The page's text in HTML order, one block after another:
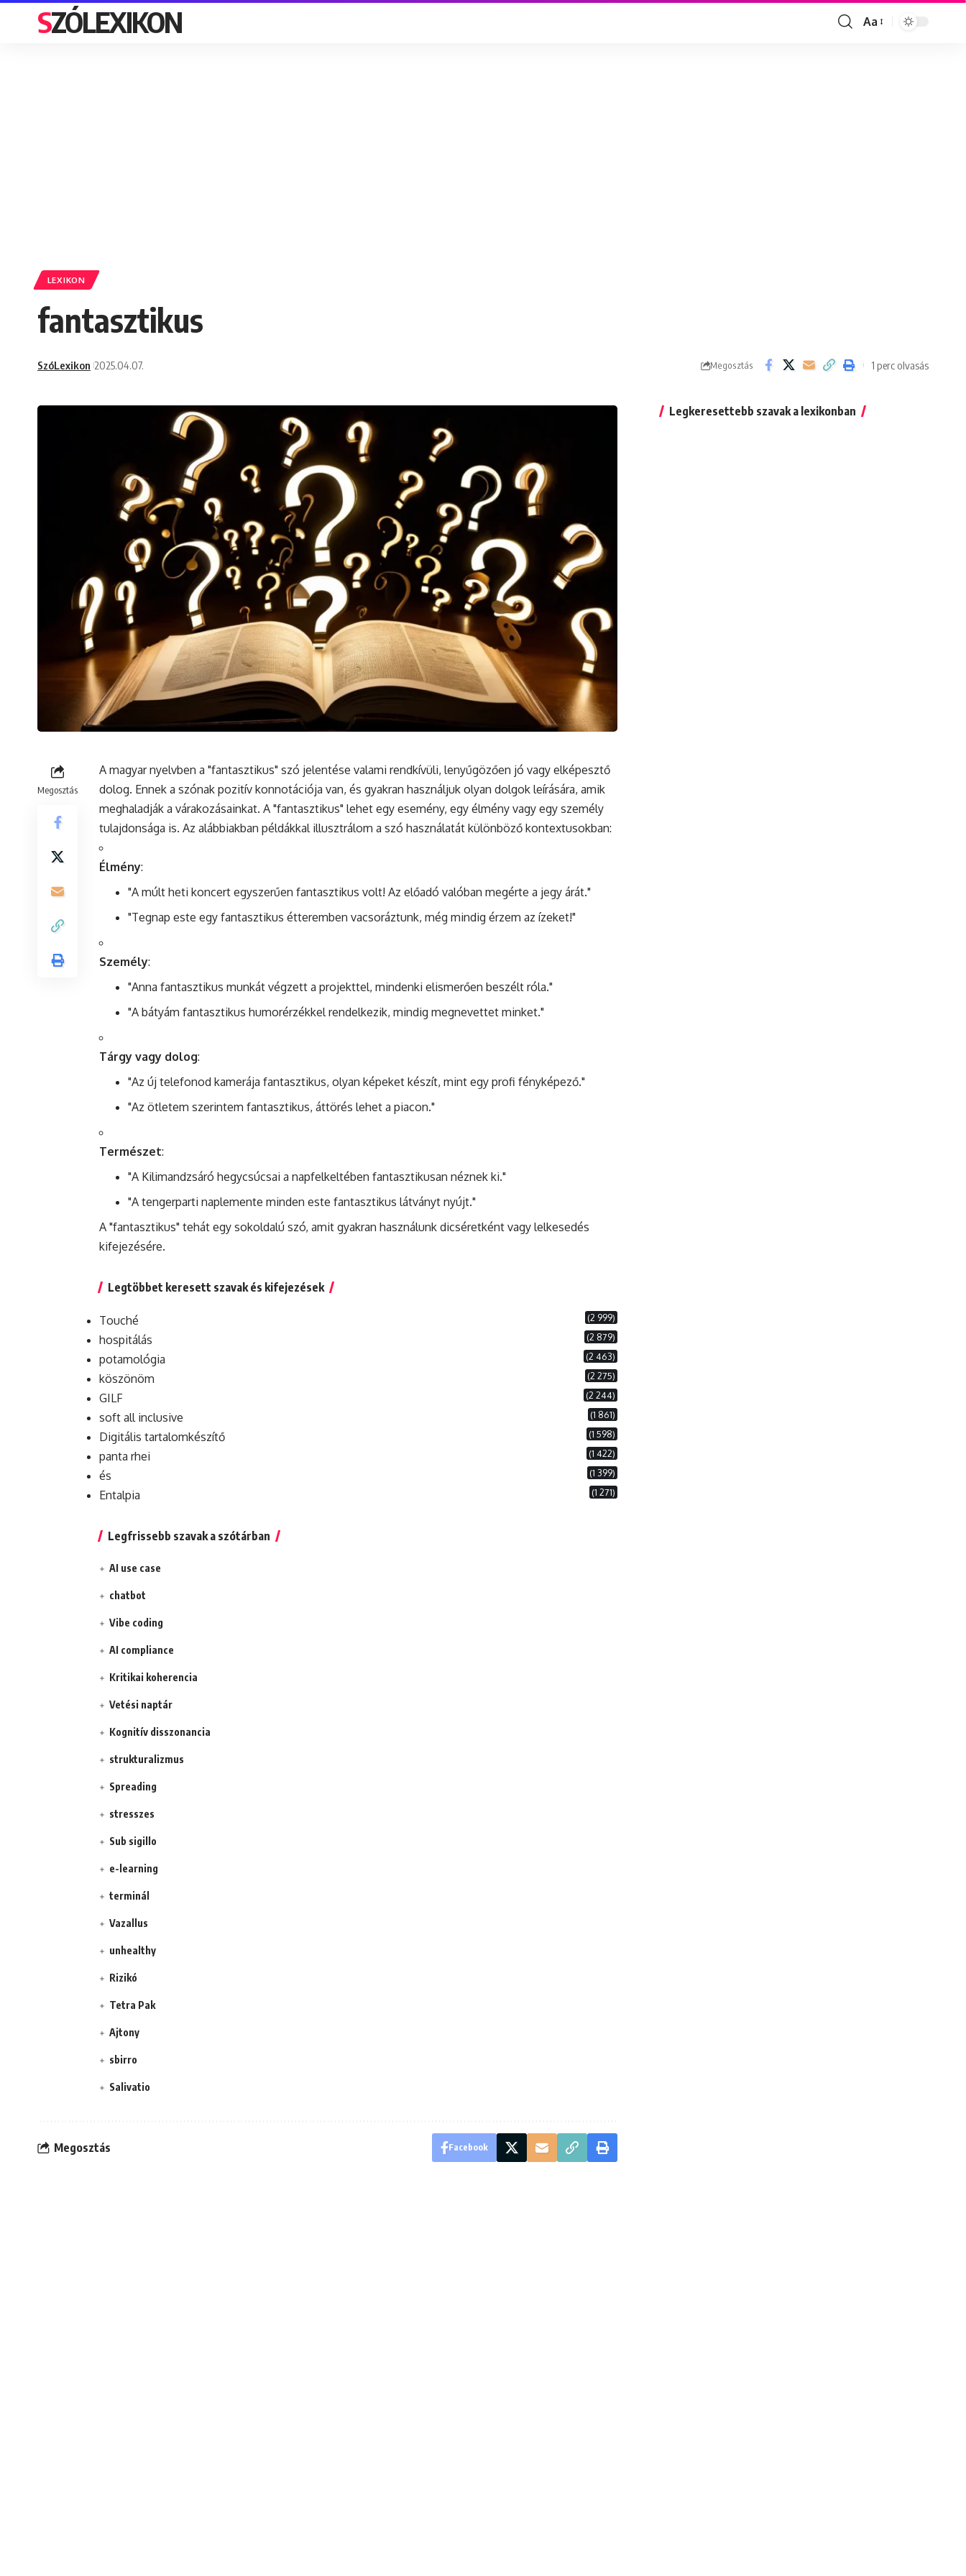
SZÓLEXIKON
Font
Aa
LEXIKON
fantasztikus
SzóLexikon 2025.04.07. Megosztás 1 perc olvasás
Megosztás
A magyar nyelvben a "fantasztikus" szó jelentése valami rendkívüli, lenyűgözően jó vagy elképesztő
dolog. Ennek a szónak pozitív konnotációja van, és gyakran használjuk olyan dolgok leírására, amik
meghaladják a várakozásainkat. A "fantasztikus" lehet egy esemény, egy élmény vagy egy személy
tulajdonsága is. Az alábbiakban példákkal illusztrálom a szó használatát különböző kontextusokban:
Élmény:
"A múlt heti koncert egyszerűen fantasztikus volt! Az előadó valóban megérte a jegy árát."
"Tegnap este egy fantasztikus étteremben vacsoráztunk, még mindig érzem az ízeket!"
Személy:
"Anna fantasztikus munkát végzett a projekttel, mindenki elismerően beszélt róla."
"A bátyám fantasztikus humorérzékkel rendelkezik, mindig megnevettet minket."
Tárgy vagy dolog:
"Az új telefonod kamerája fantasztikus, olyan képeket készít, mint egy profi fényképező."
"Az ötletem szerintem fantasztikus, áttörés lehet a piacon."
Természet:
"A Kilimandzsáró hegycsúcsai a napfelkeltében fantasztikusan néznek ki."
"A tengerparti naplemente minden este fantasztikus látványt nyújt."
A "fantasztikus" tehát egy sokoldalú szó, amit gyakran használunk dicséretként vagy lelkesedés
kifejezésére.
Legtöbbet keresett szavak és kifejezések
Touché (2 999)
hospitálás (2 879)
potamológia (2 463)
köszönöm (2 275)
GILF (2 244)
soft all inclusive (1 861)
Digitális tartalomkészítő (1 598)
panta rhei (1 422)
és (1 399)
Entalpia (1 271)
Legfrissebb szavak a szótárban
AI use case
chatbot
Vibe coding
AI compliance
Kritikai koherencia
Vetési naptár
Kognitív disszonancia
strukturalizmus
Spreading
stresszes
Sub sigillo
e-learning
terminál
Vazallus
unhealthy
Rizikó
Tetra Pak
Ajtony
sbirro
Salivatio
Megosztás Facebook
Legkeresettebb szavak a lexikonban